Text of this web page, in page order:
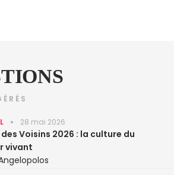
28 mai 2026
des Voisins 2026 : la culture du
vivant